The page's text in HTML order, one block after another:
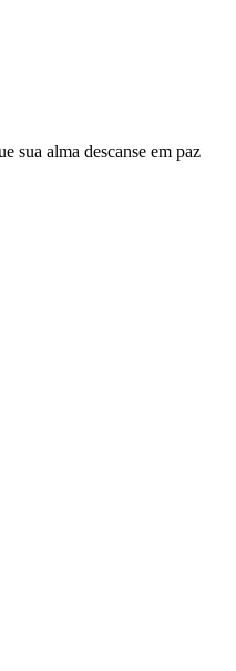
sua alma descanse em paz